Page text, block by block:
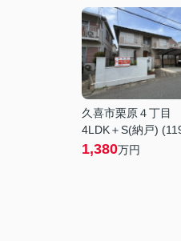
久喜市栗原４丁目
4LDK＋S(納戸)
1,380万円